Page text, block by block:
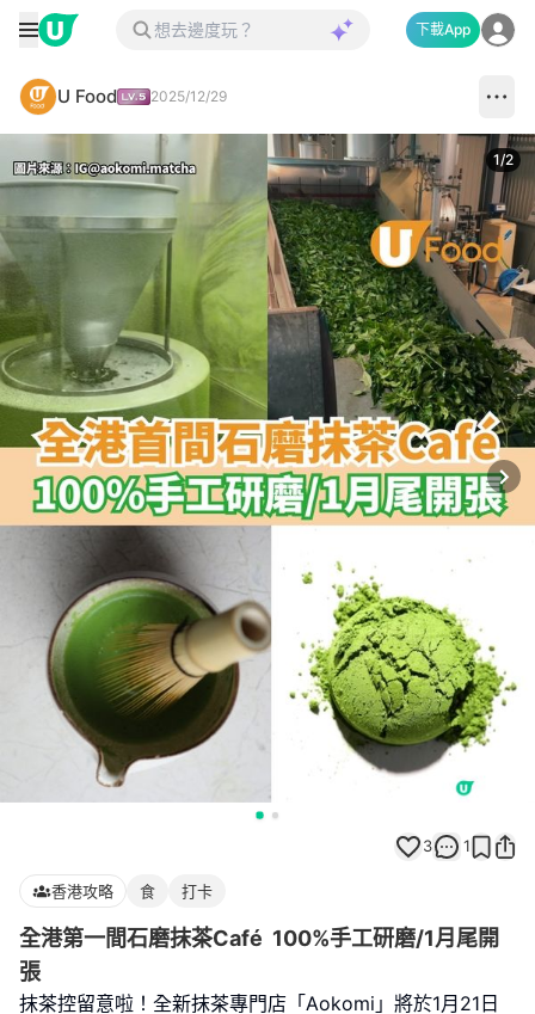
下載App
U Food 2025/12/29
1/2
3 1
香港攻略 食 打卡
全港第一間石磨抹茶Café 100%手工研磨/1月尾開
張
抹茶控留意啦！全新抹茶專門店「Aokomi」將於1月21日